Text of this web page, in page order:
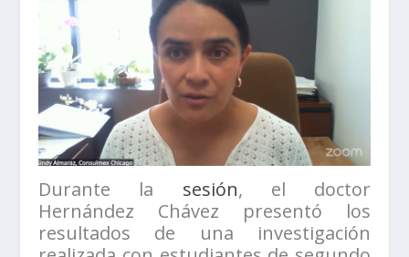
Durante la sesión, el doctor
Hernández Chávez presentó los
resultados de una investigación